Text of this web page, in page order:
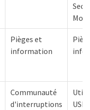
Pièges et
information
Communauté
d'interruptions